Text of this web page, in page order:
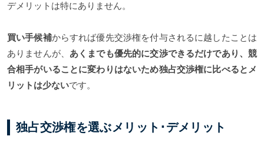
デメリットは特にありません。
買い手候補からすれば優先交渉権を付与されるに越したことは
ありませんが、 あくまでも優先的に交渉できるだけであり、競
合相手がいることに変わりはないため独占交渉権に比べるとメ
リットは少ないです。
独占交渉権を選ぶメリット･デメリット